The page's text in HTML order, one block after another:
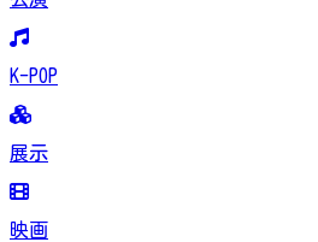
K-POP
展示
映画